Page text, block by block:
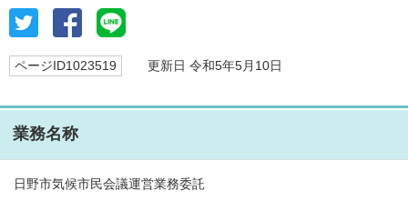
ページID1023519 更新日 令和5年5月10日
業務名称
日野市気候市民会議運営業務委託